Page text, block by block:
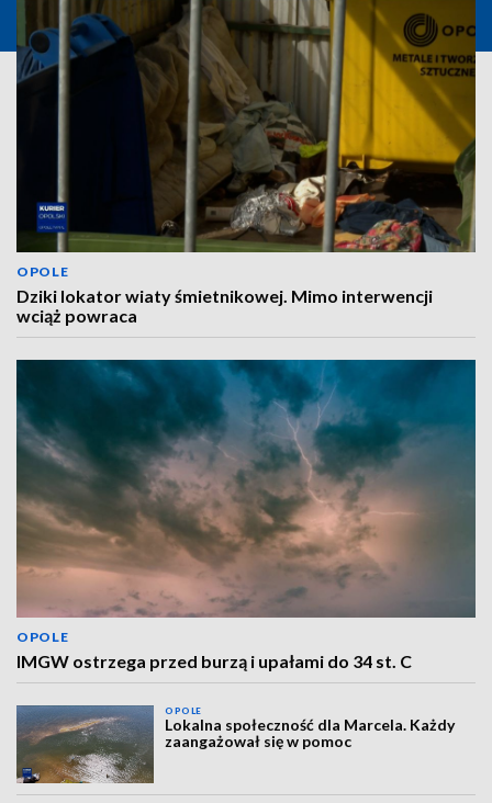
OPOLE
Dziki lokator wiaty śmietnikowej. Mimo interwencji
wciąż powraca
OPOLE
IMGW ostrzega przed burzą i upałami do 34 st. C
OPOLE
Lokalna społeczność dla Marcela. Każdy
zaangażował się w pomoc